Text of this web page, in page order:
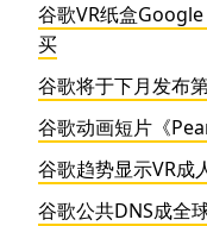
谷歌VR纸盒
买
谷歌将于下月发布
谷歌动画短片《
谷歌趋势显示VR成
谷歌公共DNS成全